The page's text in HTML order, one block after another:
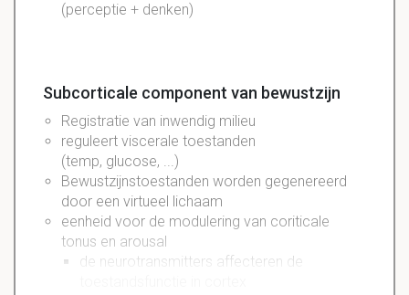
(perceptie + denken)
Subcorticale component van bewustzijn
Registratie van inwendig milieu
reguleert viscerale toestanden
(temp, glucose, ...)
Bewustzijnstoestanden worden gegenereerd
door een virtueel lichaam
eenheid voor de modulering van coriticale
tonus en arousal
de neurotransmitters affecteren de